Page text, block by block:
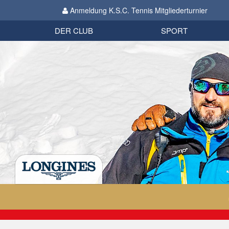
Anmeldung K.S.C. Tennis Mitgliederturnier
DER CLUB
Organisation
SPORT
Biathlon
Datenschutzverordnung 2018
Impressum